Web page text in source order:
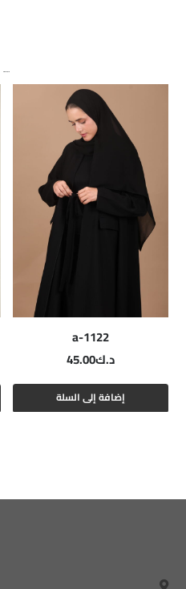
منتجات ذات صلة
a-1122
د.ك45.00
إضافة إلى السلة